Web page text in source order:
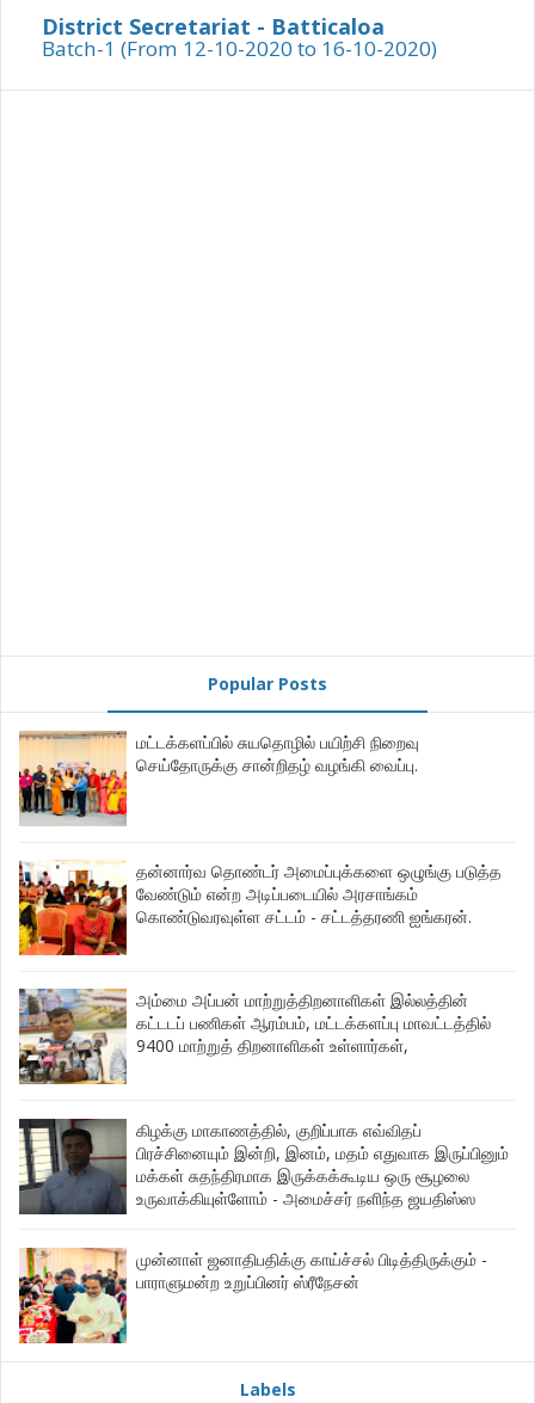
District Secretariat - Batticaloa
Batch-1 (From 12-10-2020 to 16-10-2020)
Popular Posts
மட்டக்களப்பில் சுயதொழில் பயிற்சி நிறைவு
செய்தோருக்கு சான்றிதழ் வழங்கி வைப்பு.
தன்னார்வ தொண்டர் அமைப்புக்களை ஒழுங்கு படுத்த
வேண்டும் என்ற அடிப்படையில் அரசாங்கம்
கொண்டுவரவுள்ள சட்டம் - சட்டத்தரணி ஐங்கரன்.
அம்மை அப்பன் மாற்றுத்திறனாளிகள் இல்லத்தின்
கட்டடப் பணிகள் ஆரம்பம், மட்டக்களப்பு மாவட்டத்தில்
9400 மாற்றுத் திறனாளிகள் உள்ளார்கள்,
கிழக்கு மாகாணத்தில், குறிப்பாக எவ்விதப்
பிரச்சினையும் இன்றி, இனம், மதம் எதுவாக இருப்பினும்
மக்கள் சுதந்திரமாக இருக்கக்கூடிய ஒரு சூழலை
உருவாக்கியுள்ளோம் - அமைச்சர் நளிந்த ஜயதிஸ்ஸ
முன்னாள் ஜனாதிபதிக்கு காய்ச்சல் பிடித்திருக்கும் -
பாராளுமன்ற உறுப்பினர் ஸ்ரீநேசன்
Labels